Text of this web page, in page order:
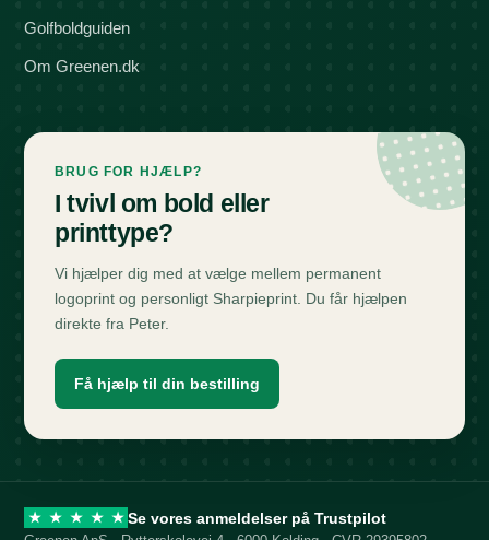
Golfboldguiden
Om Greenen.dk
BRUG FOR HJÆLP?
I tvivl om bold eller
printtype?
Vi hjælper dig med at vælge mellem permanent
logoprint og personligt Sharpieprint. Du får hjælpen
direkte fra Peter.
Få hjælp til din bestilling
★ ★ ★ ★ ★ Se vores anmeldelser på Trustpilot